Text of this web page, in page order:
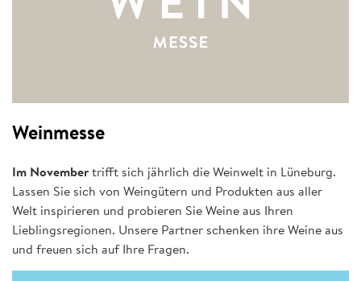
Weinmesse
Im Novembertrifft sich jährlich die Weinwelt in Lüneburg.
Lassen Sie sich von Weingütern und Produkten aus aller
Welt inspirieren und probieren Sie Weine aus Ihren
Lieblingsregionen. Unsere Partner schenken ihre Weine aus
und freuen sich auf Ihre Fragen.